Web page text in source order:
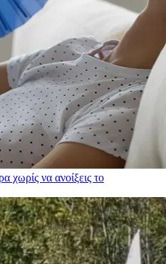
χωρίς να ανοίξεις το